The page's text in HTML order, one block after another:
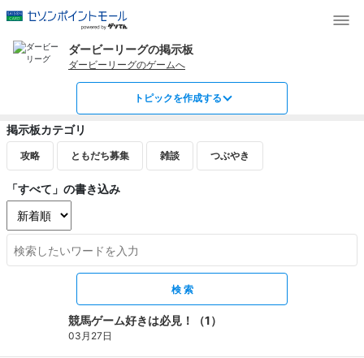
ダービーリーグの掲示板
ダービーリーグのゲームへ
トピックを作成する
掲示板カテゴリ
攻略 ともだち募集 雑談 つぶやき
「すべて」の書き込み
競馬ゲーム好きは必見！（1）
03月27日